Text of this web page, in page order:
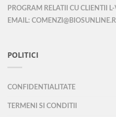
PROGRAM RELATII CU CLIENTII
EMAIL:
POLITICI
CONFIDENTIALITATE
TERMENI SI CONDITII